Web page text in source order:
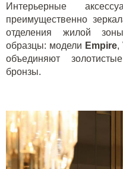
Интерьерные
преимущественно
отделения жилой
образцы: модели Empire,
объединяют
бронзы.